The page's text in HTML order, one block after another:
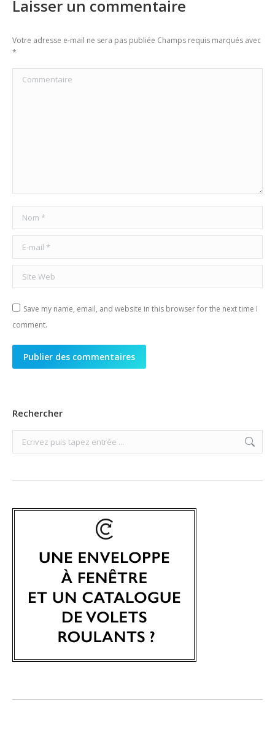
Laisser un commentaire
Votre adresse e-mail ne sera pas publiée Champs requis marqués avec
*
Commentaire
Nom *
E-mail *
Site Web
Save my name, email, and website in this browser for the next time I
comment.
Publier des commentaires
Rechercher
Search: